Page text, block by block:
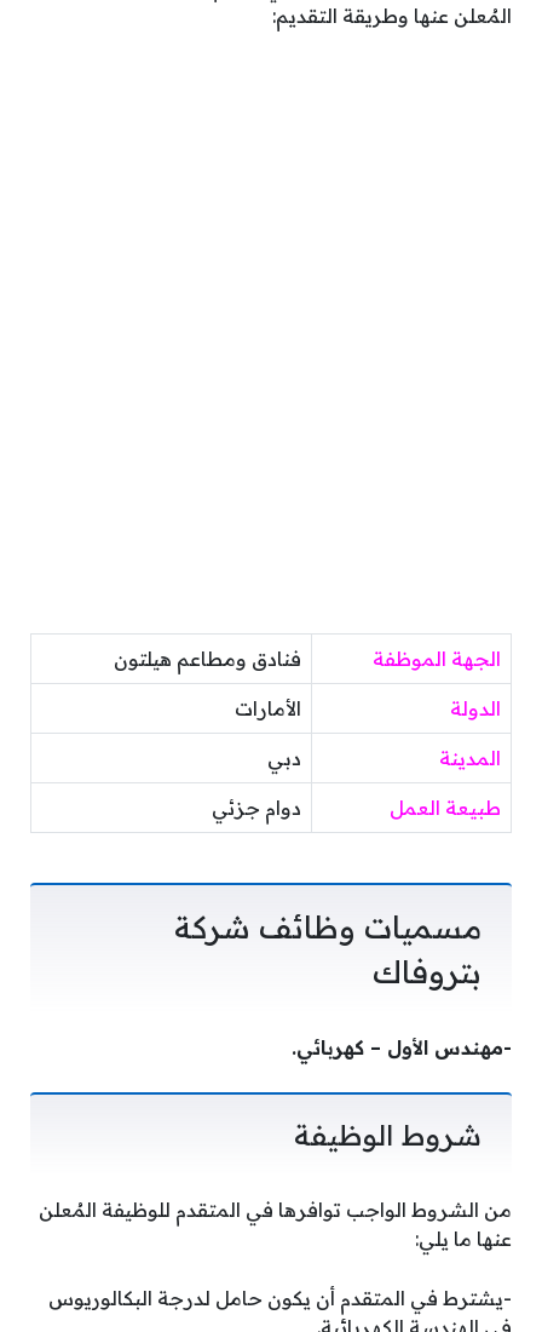
المُعلن عنها وطريقة التقديم:
الجهة الموظفة فنادق ومطاعم هيلتون
الدولة الأمارات
المدينة دبي
طبيعة العمل دوام جزئي
مسميات وظائف شركة
بتروفاك
-مهندس الأول – كهربائي.
شروط الوظيفة
من الشروط الواجب توافرها في المتقدم للوظيفة المُعلن
عنها ما يلي:
-يشترط في المتقدم أن يكون حامل لدرجة البكالوريوس
في الهندسة الكهربائية.